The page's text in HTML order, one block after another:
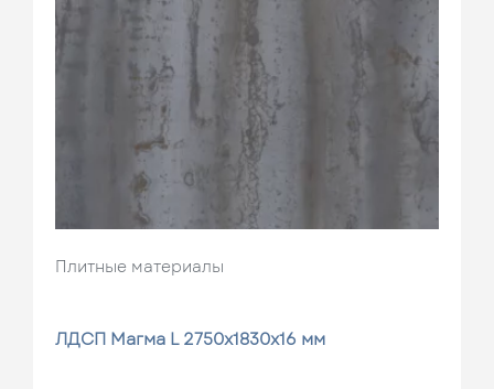
Плитные материалы
ЛДСП Магма L 2750х1830х16 мм